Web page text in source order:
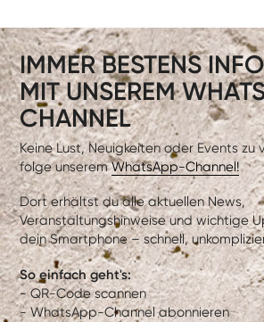
IMMER BESTENS
MIT UNSEREM
CHANNEL
Keine Lust, Neuigkeiten oder Events zu
folge unseremWhatsApp-Channel!
Dort erhältst du alle aktuellen News,
Veranstaltungshinweise und wichtige
dein Smartphone – schnell,
So einfach geht's:
- QR-Code scannen
- WhatsApp-Channel abonnieren